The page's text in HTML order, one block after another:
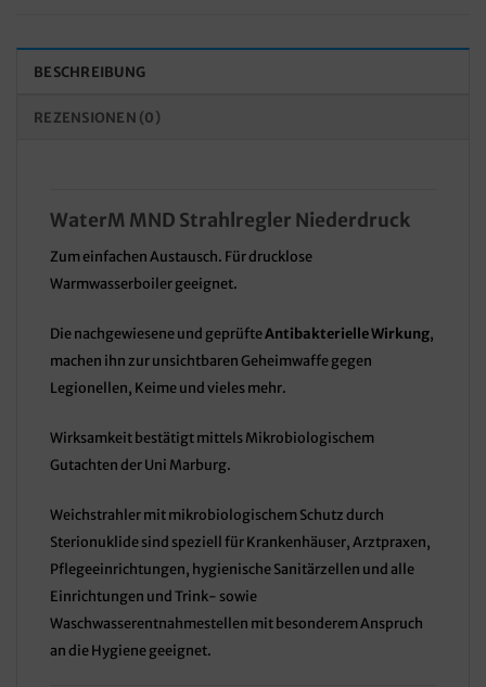
BESCHREIBUNG
REZENSIONEN (0)
WaterM MND Strahlregler Niederdruck
Zum einfachen Austausch. Für drucklose
Warmwasserboiler geeignet.
Die nachgewiesene und geprüfteAntibakterielle Wirkung,
machen ihn zur unsichtbaren Geheimwaffe gegen
Legionellen, Keime und vieles mehr.
Wirksamkeit bestätigt mittels Mikrobiologischem
Gutachten der Uni Marburg.
Weichstrahler mit mikrobiologischem Schutz durch
Sterionuklide sind speziell für Krankenhäuser, Arztpraxen,
Pflegeeinrichtungen, hygienische Sanitärzellen und alle
Einrichtungen und Trink- sowie
Waschwasserentnahmestellen mit besonderem Anspruch
an die Hygiene geeignet.